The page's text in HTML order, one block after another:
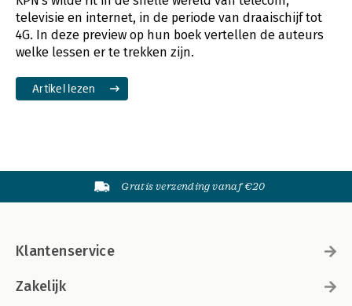
televisie en internet, in de periode van draaischijf tot
4G. In deze preview op hun boek vertellen de auteurs
welke lessen er te trekken zijn.
Artikel lezen
Gratis verzending vanaf €20
Klantenservice
Zakelijk